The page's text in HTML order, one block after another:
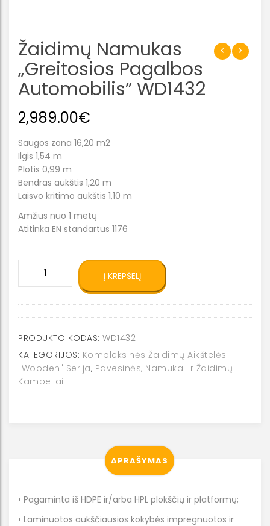
Žaidimų Namukas
„Greitosios Pagalbos
Automobilis” WD1432
2,989.00€
Saugos zona 16,20 m2
Ilgis 1,54 m
Plotis 0,99 m
Bendras aukštis 1,20 m
Laisvo kritimo aukštis 1,10 m
Amžius nuo 1 metų
Atitinka EN standartus 1176
namukas
"Greitosios
pagalbos
WD1432
Į KREPŠELĮ
PRODUKTO KODAS: WD1432
KATEGORIJOS: Kompleksinės Žaidimų Aikštelės
"Wooden" Serija, Pavesinės, Namukai Ir Žaidimų
Kampeliai
APRAŠYMAS
• Pagaminta iš HDPE ir/arba HPL plokščių ir platformų;
• Laminuotos aukščiausios kokybės impregnuotos ir